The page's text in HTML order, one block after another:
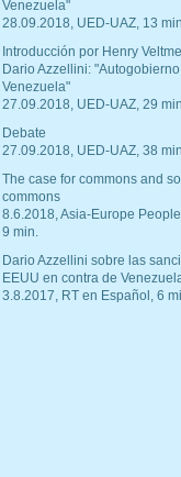
Venezuela"
28.09.2018, UED-UAZ, 13
Introducción por Henry
Dario Azzellini:
Venezuela"
27.09.2018, UED-UAZ, 29
Debate
27.09.2018, UED-UAZ, 38
The case for commons and
commons
8.6.2018, Asia-Europe
9 min.
Dario Azzellini sobre las
EEUU en contra de
3.8.2017, RT en Español, 6